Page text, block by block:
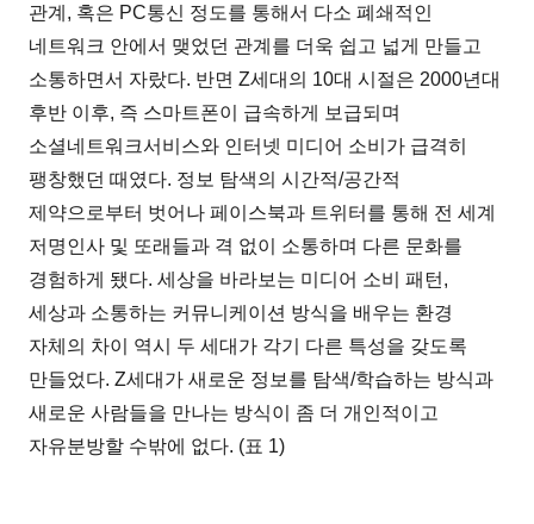
관계, 혹은 PC통신 정도를 통해서 다소 폐쇄적인
네트워크 안에서 맺었던 관계를 더욱 쉽고 넓게 만들고
소통하면서 자랐다. 반면 Z세대의 10대 시절은 2000년대
후반 이후, 즉 스마트폰이 급속하게 보급되며
소셜네트워크서비스와 인터넷 미디어 소비가 급격히
팽창했던 때였다. 정보 탐색의 시간적/공간적
제약으로부터 벗어나 페이스북과 트위터를 통해 전 세계
저명인사 및 또래들과 격 없이 소통하며 다른 문화를
경험하게 됐다. 세상을 바라보는 미디어 소비 패턴,
세상과 소통하는 커뮤니케이션 방식을 배우는 환경
자체의 차이 역시 두 세대가 각기 다른 특성을 갖도록
만들었다. Z세대가 새로운 정보를 탐색/학습하는 방식과
새로운 사람들을 만나는 방식이 좀 더 개인적이고
자유분방할 수밖에 없다. (표 1)